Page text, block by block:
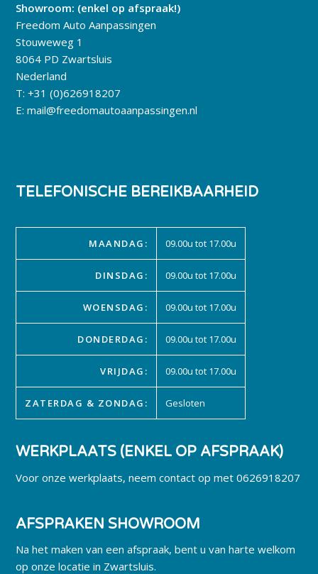
Showroom: (enkel op afspraak!)
Freedom Auto Aanpassingen
Stouweweg 1
8064 PD Zwartsluis
Nederland
T:+31 (0)626918207
E:mail@freedomautoaanpassingen.nl
TELEFONISCHE BEREIKBAARHEID
MAANDAG: 09.00u tot 17.00u
DINSDAG: 09.00u tot 17.00u
WOENSDAG: 09.00u tot 17.00u
DONDERDAG: 09.00u tot 17.00u
VRIJDAG: 09.00u tot 17.00u
ZATERDAG & ZONDAG: Gesloten
WERKPLAATS (ENKEL OP AFSPRAAK)
Voor onze werkplaats, neem contact op met 0626918207
AFSPRAKEN SHOWROOM
Na het maken van een afspraak, bent u van harte welkom
op onze locatie in Zwartsluis.